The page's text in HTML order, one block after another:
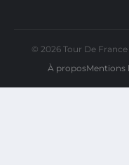
© 2026 Tour De
À proposMentions